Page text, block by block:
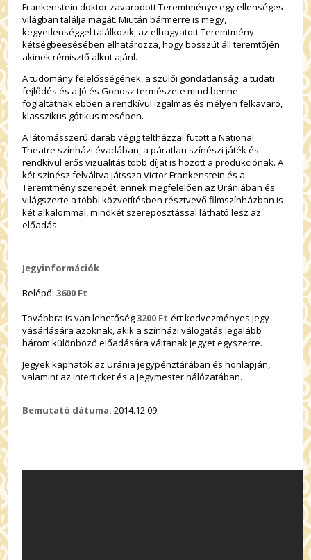
Frankenstein doktor zavarodott Teremtménye egy ellenséges
világban találja magát. Miután bármerre is megy,
kegyetlenséggel találkozik, az elhagyatott Teremtmény
kétségbeesésében elhatározza, hogy bosszút áll teremtőjén
akinek rémisztő alkut ajánl.
A tudomány felelősségének, a szülői gondatlanság, a tudati
fejlődés és a Jó és Gonosz természete mind benne
foglaltatnak ebben a rendkívül izgalmas és mélyen felkavaró,
klasszikus gótikus mesében.
A látomásszerű darab végig teltházzal futott a National
Theatre színházi évadában, a páratlan színészi játék és
rendkívül erős vizualitás több díjat is hozott a produkciónak. A
két színész felváltva játssza Victor Frankenstein és a
Teremtmény szerepét, ennek megfelelően az Urániában és
világszerte a többi közvetítésben résztvevő filmszínházban is
két alkalommal, mindkét szereposztással látható lesz az
előadás.
Jegyinformációk
Belépő:3600 Ft
Továbbra is van lehetőség3200 Ft-ért kedvezményes jegy
vásárlására azoknak, akik a színházi válogatás legalább
három különböző előadására váltanak jegyet egyszerre.
Jegyek kaphatók az Uránia jegypénztárában és honlapján,
valamint az Interticket és a Jegymester hálózatában.
Bemutató dátuma: 2014.12.09.